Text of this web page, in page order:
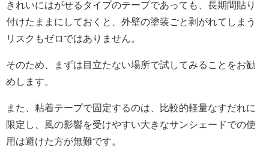
きれいにはがせるタイプのテープであっても、長期間貼り
付けたままにしておくと、外壁の塗装ごと剥がれてしまう
リスクもゼロではありません。
そのため、まずは目立たない場所で試してみることをお勧
めします。
また、粘着テープで固定するのは、比較的軽量なすだれに
限定し、風の影響を受けやすい大きなサンシェードでの使
用は避けた方が無難です。